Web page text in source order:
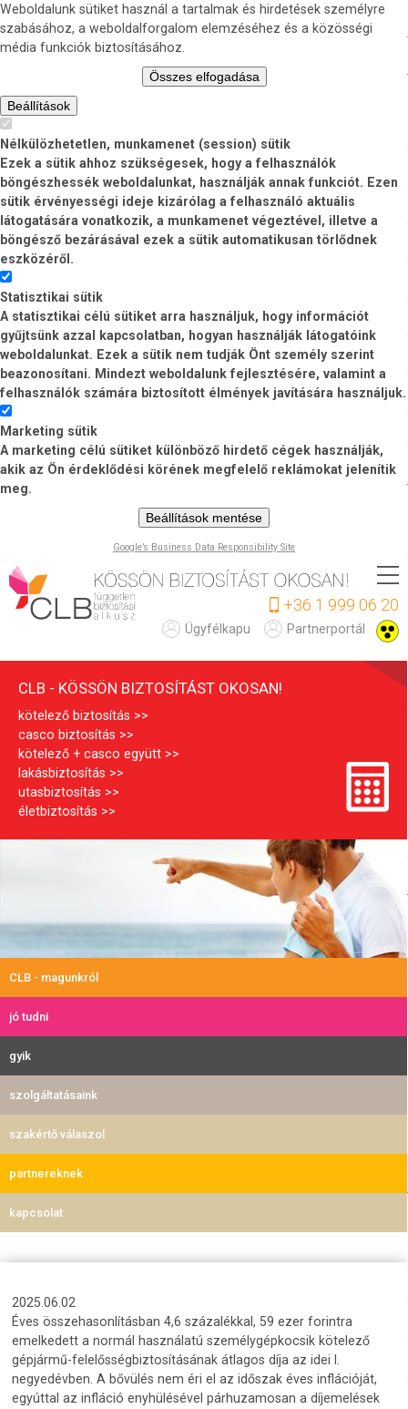
Weboldalunk sütiket használ a tartalmak és hirdetések személyre
szabásához, a weboldalforgalom elemzéséhez és a közösségi
média funkciók biztosításához.
Összes elfogadása
Beállítások
Nélkülözhetetlen, munkamenet (session) sütik
Ezek a sütik ahhoz szükségesek, hogy a felhasználók
böngészhessék weboldalunkat, használják annak funkciót. Ezen
sütik érvényességi ideje kizárólag a felhasználó aktuális
látogatására vonatkozik, a munkamenet végeztével, illetve a
böngésző bezárásával ezek a sütik automatikusan törlődnek
eszközéről.
Statisztikai sütik
A statisztikai célú sütiket arra használjuk, hogy információt
gyűjtsünk azzal kapcsolatban, hogyan használják látogatóink
weboldalunkat. Ezek a sütik nem tudják Önt személy szerint
beazonosítani. Mindezt weboldalunk fejlesztésére, valamint a
felhasználók számára biztosított élmények javítására használjuk.
Marketing sütik
A marketing célú sütiket különböző hirdető cégek használják,
akik az Ön érdeklődési körének megfelelő reklámokat jelenítik
meg.
Beállítások mentése
Google’s Business Data Responsibility Site
Ugrás
a
tartalomra
L
B
+36 1 999 06 20
Partnerportál
Ügyfélkapu
CLB - KÖSSÖN BIZTOSÍTÁST OKOSAN!
kötelező biztosítás
casco biztosítás
kötelező + casco együtt
lakásbiztosítás
utasbiztosítás
életbiztosítás
CLB - magunkról
jó tudni
gyik
szolgáltatásaink
szakértő válaszol
partnereknek
kapcsolat
2025.06.02
Éves összehasonlításban 4,6 százalékkal, 59 ezer forintra
emelkedett a normál használatú személygépkocsik kötelező
gépjármű-felelősségbiztosításának átlagos díja az idei I.
negyedévben. A bővülés nem éri el az időszak éves inflációját,
egyúttal az infláció enyhülésével párhuzamosan a díjemelések